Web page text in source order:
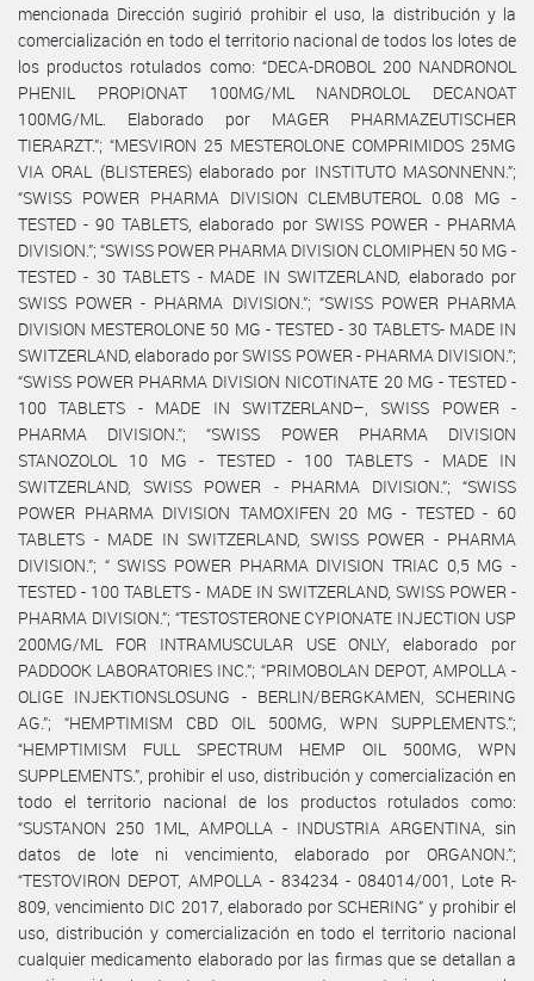
mencionada Dirección sugirió prohibir el uso, la distribución y la
comercialización en todo el territorio nacional de todos los lotes de
los productos rotulados como: “DECA-DROBOL 200 NANDRONOL
PHENIL PROPIONAT 100MG/ML NANDROLOL DECANOAT
100MG/ML. Elaborado por MAGER PHARMAZEUTISCHER
TIERARZT.”; “MESVIRON 25 MESTEROLONE COMPRIMIDOS 25MG
VIA ORAL (BLISTERES) elaborado por INSTITUTO MASONNENN.”;
“SWISS POWER PHARMA DIVISION CLEMBUTEROL 0.08 MG -
TESTED - 90 TABLETS, elaborado por SWISS POWER - PHARMA
DIVISION.”; “SWISS POWER PHARMA DIVISION CLOMIPHEN 50 MG -
TESTED - 30 TABLETS - MADE IN SWITZERLAND, elaborado por
SWISS POWER - PHARMA DIVISION.”; “SWISS POWER PHARMA
DIVISION MESTEROLONE 50 MG - TESTED - 30 TABLETS- MADE IN
SWITZERLAND, elaborado por SWISS POWER - PHARMA DIVISION.”;
“SWISS POWER PHARMA DIVISION NICOTINATE 20 MG - TESTED -
100 TABLETS - MADE IN SWITZERLAND–, SWISS POWER -
PHARMA DIVISION.”; “SWISS POWER PHARMA DIVISION
STANOZOLOL 10 MG - TESTED - 100 TABLETS - MADE IN
SWITZERLAND, SWISS POWER - PHARMA DIVISION.”; “SWISS
POWER PHARMA DIVISION TAMOXIFEN 20 MG - TESTED - 60
TABLETS - MADE IN SWITZERLAND, SWISS POWER - PHARMA
DIVISION.”; “ SWISS POWER PHARMA DIVISION TRIAC 0,5 MG -
TESTED - 100 TABLETS - MADE IN SWITZERLAND, SWISS POWER -
PHARMA DIVISION.”; “TESTOSTERONE CYPIONATE INJECTION USP
200MG/ML FOR INTRAMUSCULAR USE ONLY, elaborado por
PADDOOK LABORATORIES INC.”; “PRIMOBOLAN DEPOT, AMPOLLA -
OLIGE INJEKTIONSLOSUNG - BERLIN/BERGKAMEN, SCHERING
AG.”; “HEMPTIMISM CBD OIL 500MG, WPN SUPPLEMENTS.”;
“HEMPTIMISM FULL SPECTRUM HEMP OIL 500MG, WPN
SUPPLEMENTS.”, prohibir el uso, distribución y comercialización en
todo el territorio nacional de los productos rotulados como:
“SUSTANON 250 1ML, AMPOLLA - INDUSTRIA ARGENTINA, sin
datos de lote ni vencimiento, elaborado por ORGANON.”;
“TESTOVIRON DEPOT, AMPOLLA - 834234 - 084014/001, Lote R-
809, vencimiento DIC 2017, elaborado por SCHERING” y prohibir el
uso, distribución y comercialización en todo el territorio nacional
cualquier medicamento elaborado por las firmas que se detallan a